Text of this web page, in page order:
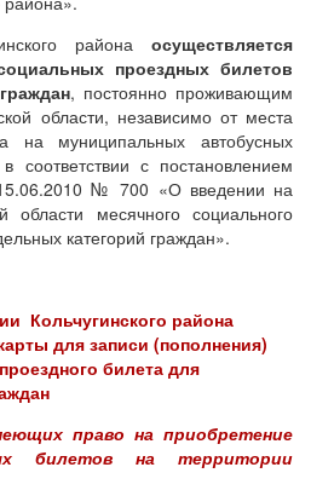
района осуществляется
проездных билетов
, постоянно проживающим
области, независимо от места
на муниципальных автобусных
соответствии с постановлением
15.06.2010 № 700 «О введении на
области месячного социального
категорий граждан».
Кольчугинского района
для записи (пополнения)
билета для
право на приобретение
билетов на территории